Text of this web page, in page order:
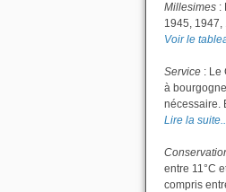
Millesimes :
1945, 1947,
Voir le
Service : Le
à
nécessaire.
Lire la
entre 11°C
compris